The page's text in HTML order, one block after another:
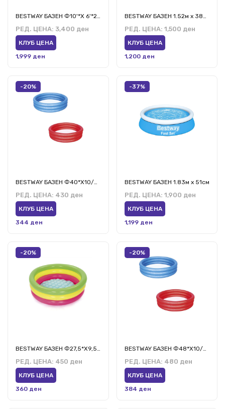
РЕД. ЦЕНА: 3,400 ден
КЛУБ ЦЕНА
1,999 ден
РЕД. ЦЕНА: 1,500 ден
КЛУБ ЦЕНА
1,200 ден
-20%
BESTWAY БАЗЕН Ф40*Х10/Ф1,02М*Х25СМ
РЕД. ЦЕНА: 430 ден
КЛУБ ЦЕНА
344 ден
-37%
BESTWAY БАЗЕН 1.83м х 51см
РЕД. ЦЕНА: 1,900 ден
КЛУБ ЦЕНА
1,199 ден
-20%
BESTWAY БАЗЕН Ф27,5*Х9,5/Ф70ЦМ*Х24ЦМ
РЕД. ЦЕНА: 450 ден
КЛУБ ЦЕНА
360 ден
-20%
BESTWAY БАЗЕН Ф48*Х10/Ф1,22М*Х25СМ
РЕД. ЦЕНА: 480 ден
КЛУБ ЦЕНА
384 ден